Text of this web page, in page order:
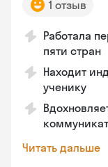
1 отзыв
Работала
пяти стран
Находит
ученику
Читать дальше